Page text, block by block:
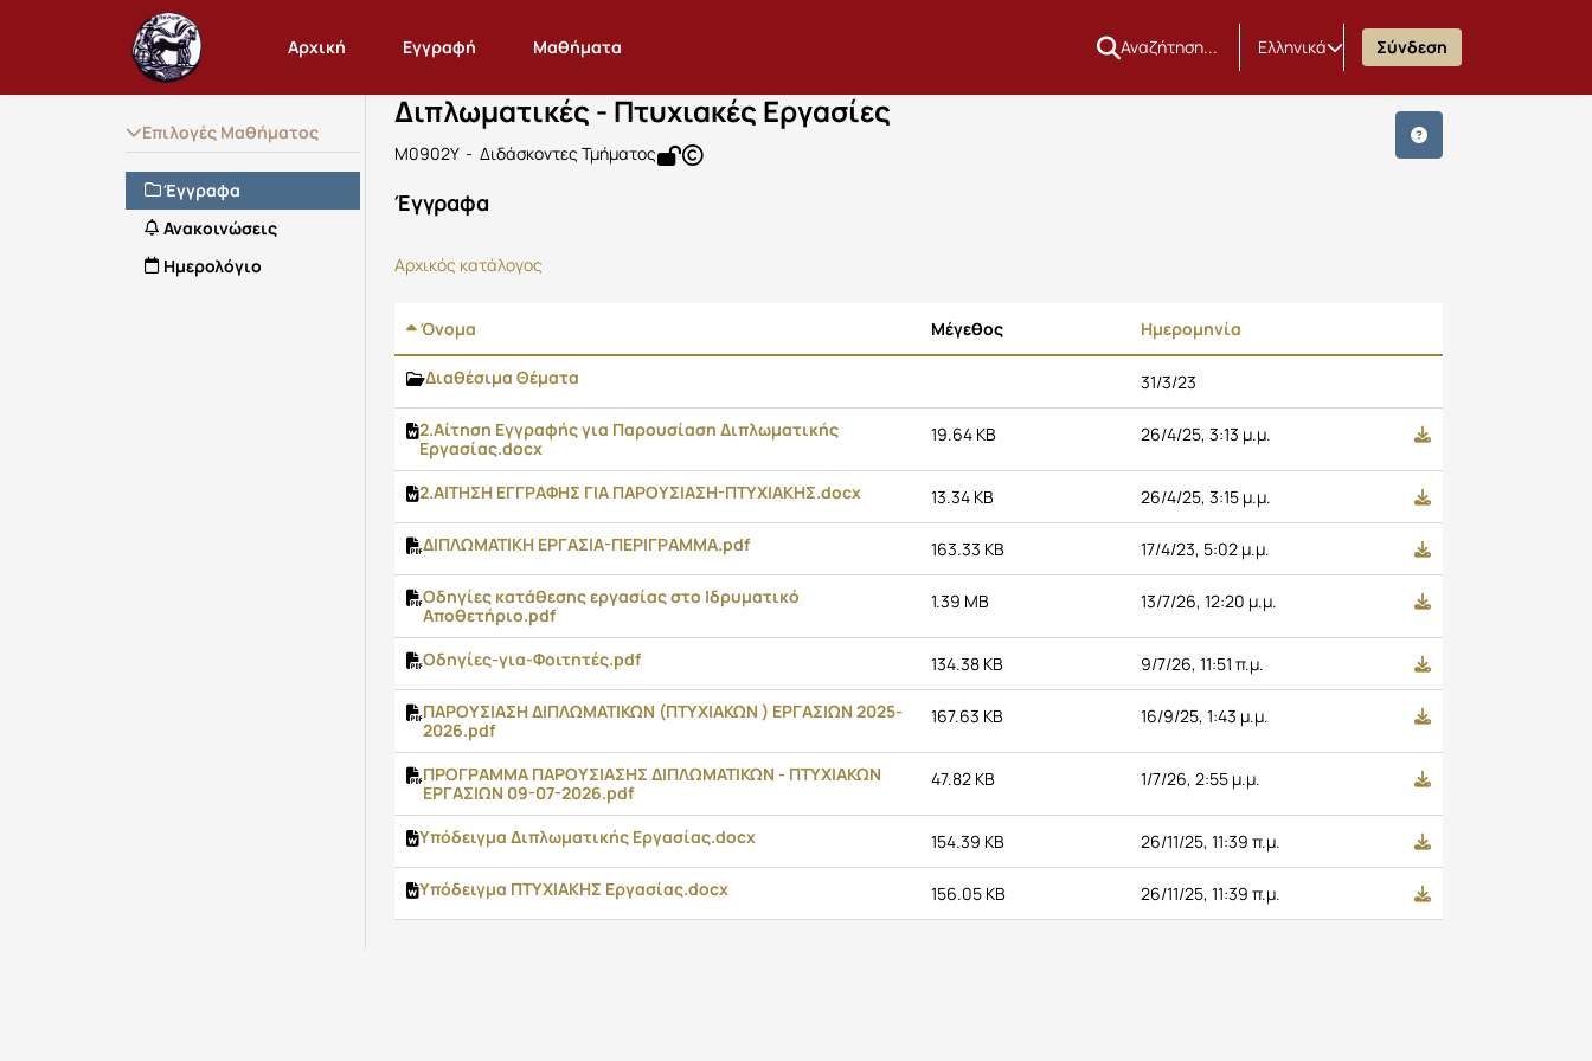
Αρχική Εγγραφή Μαθήματα Ελληνικά Σύνδεση
Επιλογές Μαθήματος
Έγγραφα
Ανακοινώσεις
Ημερολόγιο
Αρχική Σελίδα Διπλωματικές - Πτυχιακές Εργασίες
Μάθημα : Διπλωματικές - Πτυχιακές Εργασίες
Κωδικός : 2917
Διπλωματικές - Πτυχιακές Εργασίες
Μ0902Υ - Διδάσκοντες Τμήματος
Έγγραφα
Αρχικός κατάλογος
Όνομα Μέγεθος Ημερομηνία
Διαθέσιμα Θέματα 31/3/23
2.Αίτηση Εγγραφής για Παρουσίαση Διπλωματικής
Εργασίας.docx
19.64 KB 26/4/25, 3:13 μ.μ.
2.ΑΙΤΗΣΗ ΕΓΓΡΑΦΗΣ ΓΙΑ ΠΑΡΟΥΣΙΑΣΗ-ΠΤΥΧΙΑΚΗΣ.docx 13.34 KB 26/4/25, 3:15 μ.μ.
ΔΙΠΛΩΜΑΤΙΚΗ ΕΡΓΑΣΙΑ-ΠΕΡΙΓΡΑΜΜΑ.pdf 163.33 KB 17/4/23, 5:02 μ.μ.
Οδηγίες κατάθεσης εργασίας στο Ιδρυματικό
Αποθετήριο.pdf
1.39 MB 13/7/26, 12:20 μ.μ.
Οδηγίες-για-Φοιτητές.pdf 134.38 KB 9/7/26, 11:51 π.μ.
ΠΑΡΟΥΣΙΑΣΗ ΔΙΠΛΩΜΑΤΙΚΩΝ (ΠΤΥΧΙΑΚΩΝ ) ΕΡΓΑΣΙΩΝ 2025-
2026.pdf
167.63 KB 16/9/25, 1:43 μ.μ.
ΠΡΟΓΡΑΜΜΑ ΠΑΡΟΥΣΙΑΣΗΣ ΔΙΠΛΩΜΑΤΙΚΩΝ - ΠΤΥΧΙΑΚΩΝ
ΕΡΓΑΣΙΩΝ 09-07-2026.pdf
47.82 KB 1/7/26, 2:55 μ.μ.
Υπόδειγμα Διπλωματικής Εργασίας.docx 154.39 KB 26/11/25, 11:39 π.μ.
Υπόδειγμα ΠΤΥΧΙΑΚΗΣ Εργασίας.docx 156.05 KB 26/11/25, 11:39 π.μ.